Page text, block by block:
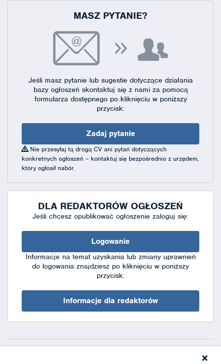
MASZ PYTANIE?
Jeśli masz pytanie lub sugestie dotyczące działania
bazy ogłoszeń skontaktuj się z nami za pomocą
formularza dostępnegopo kliknięciu w poniższy
przycisk:
Zadaj pytanie
Nie przesyłaj tą drogą CV ani pytań dotyczących
konkretnych ogłoszeń – kontaktuj się bezpośrednio z urzędem,
który ogłosił nabór.
DLA REDAKTORÓW OGŁOSZEŃ
Jeśli chcesz opublikować ogłoszenie zaloguj się:
Logowanie
Informacje na temat uzyskania lub zmiany uprawnień
do logowania znajdziesz po kliknięciu w poniższy
przycisk:
Informacje dla redaktorów
XML
×